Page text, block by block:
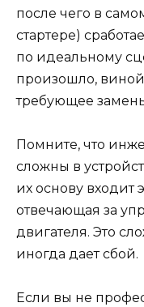
после чего в
стартере)
по идеальному
произошло,
требующее
Помните, что
сложны в
их основу входит
отвечающая за
двигателя. Это
иногда дает сбой.
Если вы не